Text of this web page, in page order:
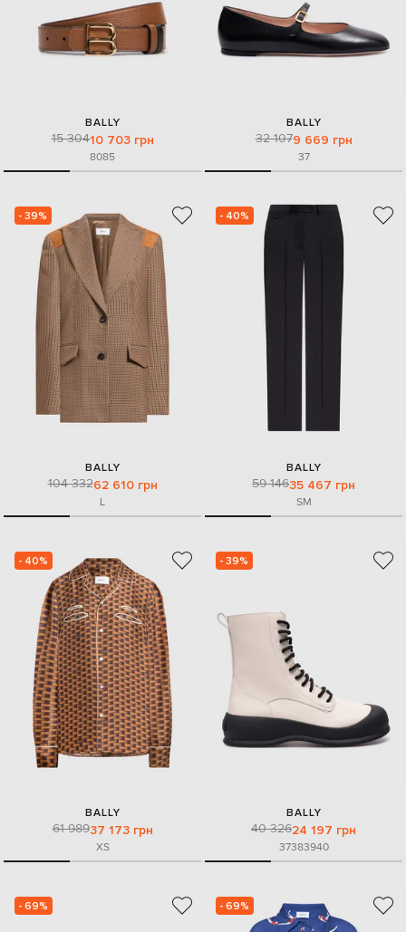
BALLY
15 30410 703 грн
8085
BALLY
32 1079 669 грн
37
- 39%
BALLY
104 33262 610 грн
L
- 40%
BALLY
59 14635 467 грн
SM
- 40%
BALLY
61 98937 173 грн
XS
- 39%
BALLY
40 32624 197 грн
37383940
- 69% - 69%